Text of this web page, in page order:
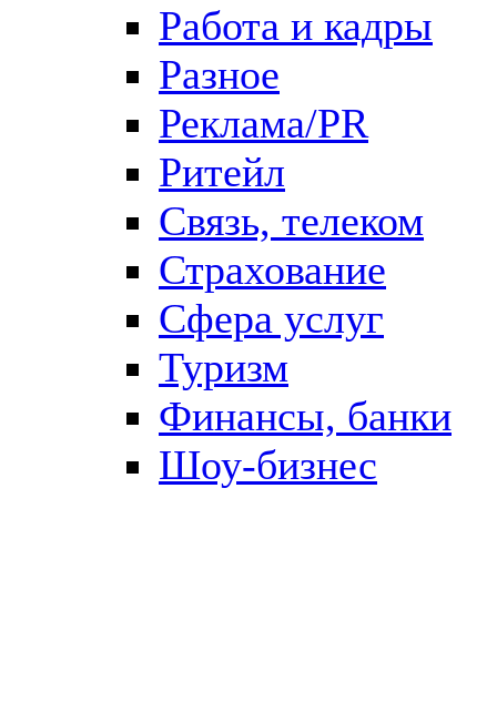
Работа и кадры
Разное
Реклама/PR
Ритейл
Связь, телеком
Страхование
Сфера услуг
Туризм
Финансы, банки
Шоу-бизнес